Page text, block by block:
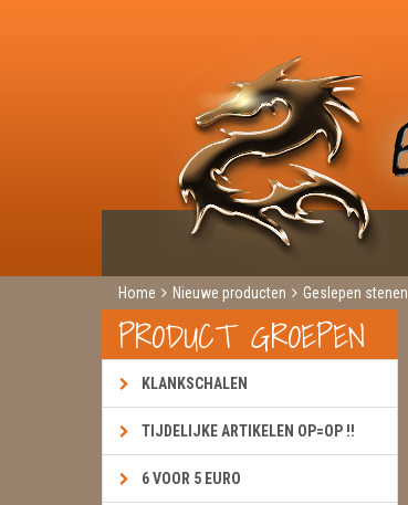
Home Nieuwe producten Geslepen stenen
PRODUCT GROEPEN
KLANKSCHALEN
TIJDELIJKE ARTIKELEN OP=OP !!
6 VOOR 5 EURO